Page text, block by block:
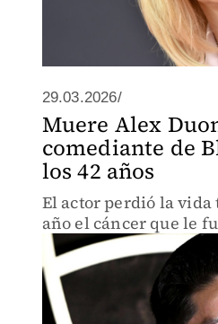
29.03.2026/
Muere Alex
comediante de
los 42 años
El actor perdió la
año el cáncer que le